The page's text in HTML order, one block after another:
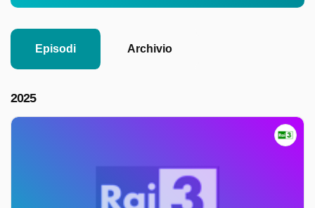
Episodi Archivio
2025